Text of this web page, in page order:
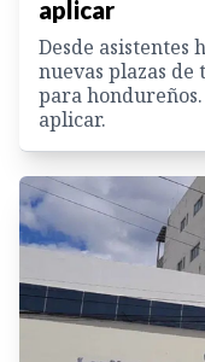
aplicar
Desde asistentes
nuevas plazas
para
aplicar.